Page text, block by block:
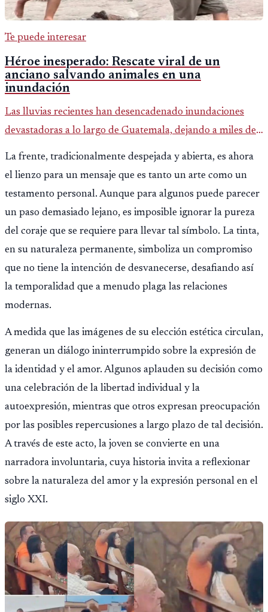
Te puede interesar
Héroe inesperado: Rescate viral de un
anciano salvando animales en una
inundación
Las lluvias recientes han desencadenado inundaciones
devastadoras a lo largo de Guatemala, dejando a miles de
personas sin hogar y causando estragos en la vida de
numerosos animale
La frente, tradicionalmente despejada y abierta, es ahora
el lienzo para un mensaje que es tanto un arte como un
testamento personal. Aunque para algunos puede parecer
un paso demasiado lejano, es imposible ignorar la pureza
del coraje que se requiere para llevar tal símbolo. La tinta,
en su naturaleza permanente, simboliza un compromiso
que no tiene la intención de desvanecerse, desafiando así
la temporalidad que a menudo plaga las relaciones
modernas.
A medida que las imágenes de su elección estética circulan,
generan un diálogo ininterrumpido sobre la expresión de
la identidad y el amor. Algunos aplauden su decisión como
una celebración de la libertad individual y la
autoexpresión, mientras que otros expresan preocupación
por las posibles repercusiones a largo plazo de tal decisión.
A través de este acto, la joven se convierte en una
narradora involuntaria, cuya historia invita a reflexionar
sobre la naturaleza del amor y la expresión personal en el
siglo XXI.